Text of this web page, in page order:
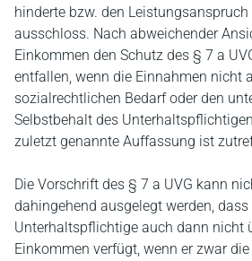
hinderte bzw. den
ausschloss. Nach abweichender
Einkommen den Schutz des § 7 a
entfallen, wenn die Einnahmen nicht
sozialrechtlichen Bedarf oder den
Selbstbehalt des
zuletzt genannte Auffassung ist
Die Vorschrift des § 7 a UVG kann
dahingehend ausgelegt werden, dass
Unterhaltspflichtige auch dann nicht
Einkommen verfügt, wenn er zwar